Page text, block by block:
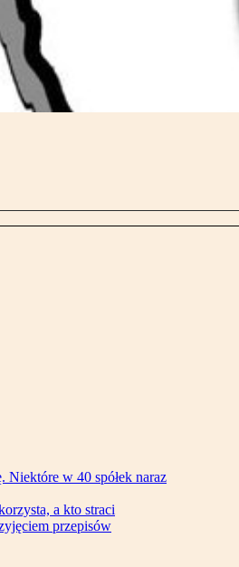
Niektóre w 40 spółek naraz
a kto straci
przepisów